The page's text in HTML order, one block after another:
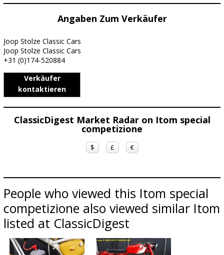
Angaben Zum Verkäufer
Joop Stolze Classic Cars
Joop Stolze Classic Cars
+31 (0)174-520884
Verkäufer
kontaktieren
ClassicDigest Market Radar on Itom special
competizione
$ £ €
People who viewed this Itom special
competizione also viewed similar Itom
listed at ClassicDigest